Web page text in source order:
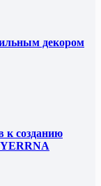
декором
к созданию
YERRNA